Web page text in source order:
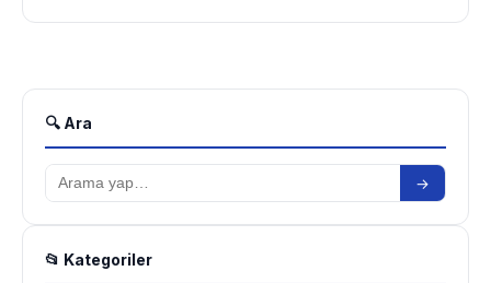
🔍 Ara
→
📂 Kategoriler